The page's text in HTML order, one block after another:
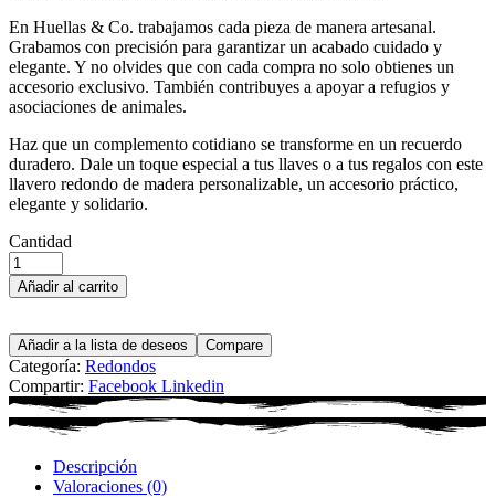
En Huellas & Co. trabajamos cada pieza de manera artesanal.
Grabamos con precisión para garantizar un acabado cuidado y
elegante. Y no olvides que con cada compra no solo obtienes un
accesorio exclusivo. También contribuyes a apoyar a refugios y
asociaciones de animales.
Haz que un complemento cotidiano se transforme en un recuerdo
duradero. Dale un toque especial a tus llaves o a tus regalos con este
llavero redondo de madera personalizable, un accesorio práctico,
elegante y solidario.
Cantidad
Añadir al carrito
Añadir a la lista de deseos Compare
Categoría: Redondos
Compartir: Facebook Linkedin
Descripción
Valoraciones (0)